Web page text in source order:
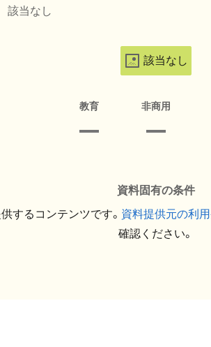
該当なし
該当なし
教育 非商用
資料固有の条件
するコンテンツです。 資料提供元の利
確認ください。